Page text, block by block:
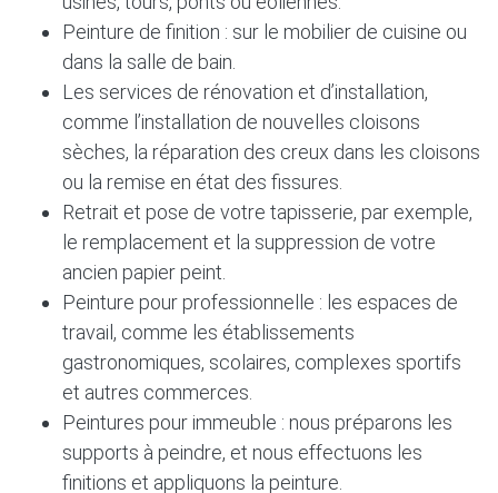
Peinture de finition : sur le mobilier de cuisine ou
dans la salle de bain.
Les services de rénovation et d’installation,
comme l’installation de nouvelles cloisons
sèches, la réparation des creux dans les cloisons
ou la remise en état des fissures.
Retrait et pose de votre tapisserie, par exemple,
le remplacement et la suppression de votre
ancien papier peint.
Peinture pour professionnelle : les espaces de
travail, comme les établissements
gastronomiques, scolaires, complexes sportifs
et autres commerces.
Peintures pour immeuble : nous préparons les
supports à peindre, et nous effectuons les
finitions et appliquons la peinture.